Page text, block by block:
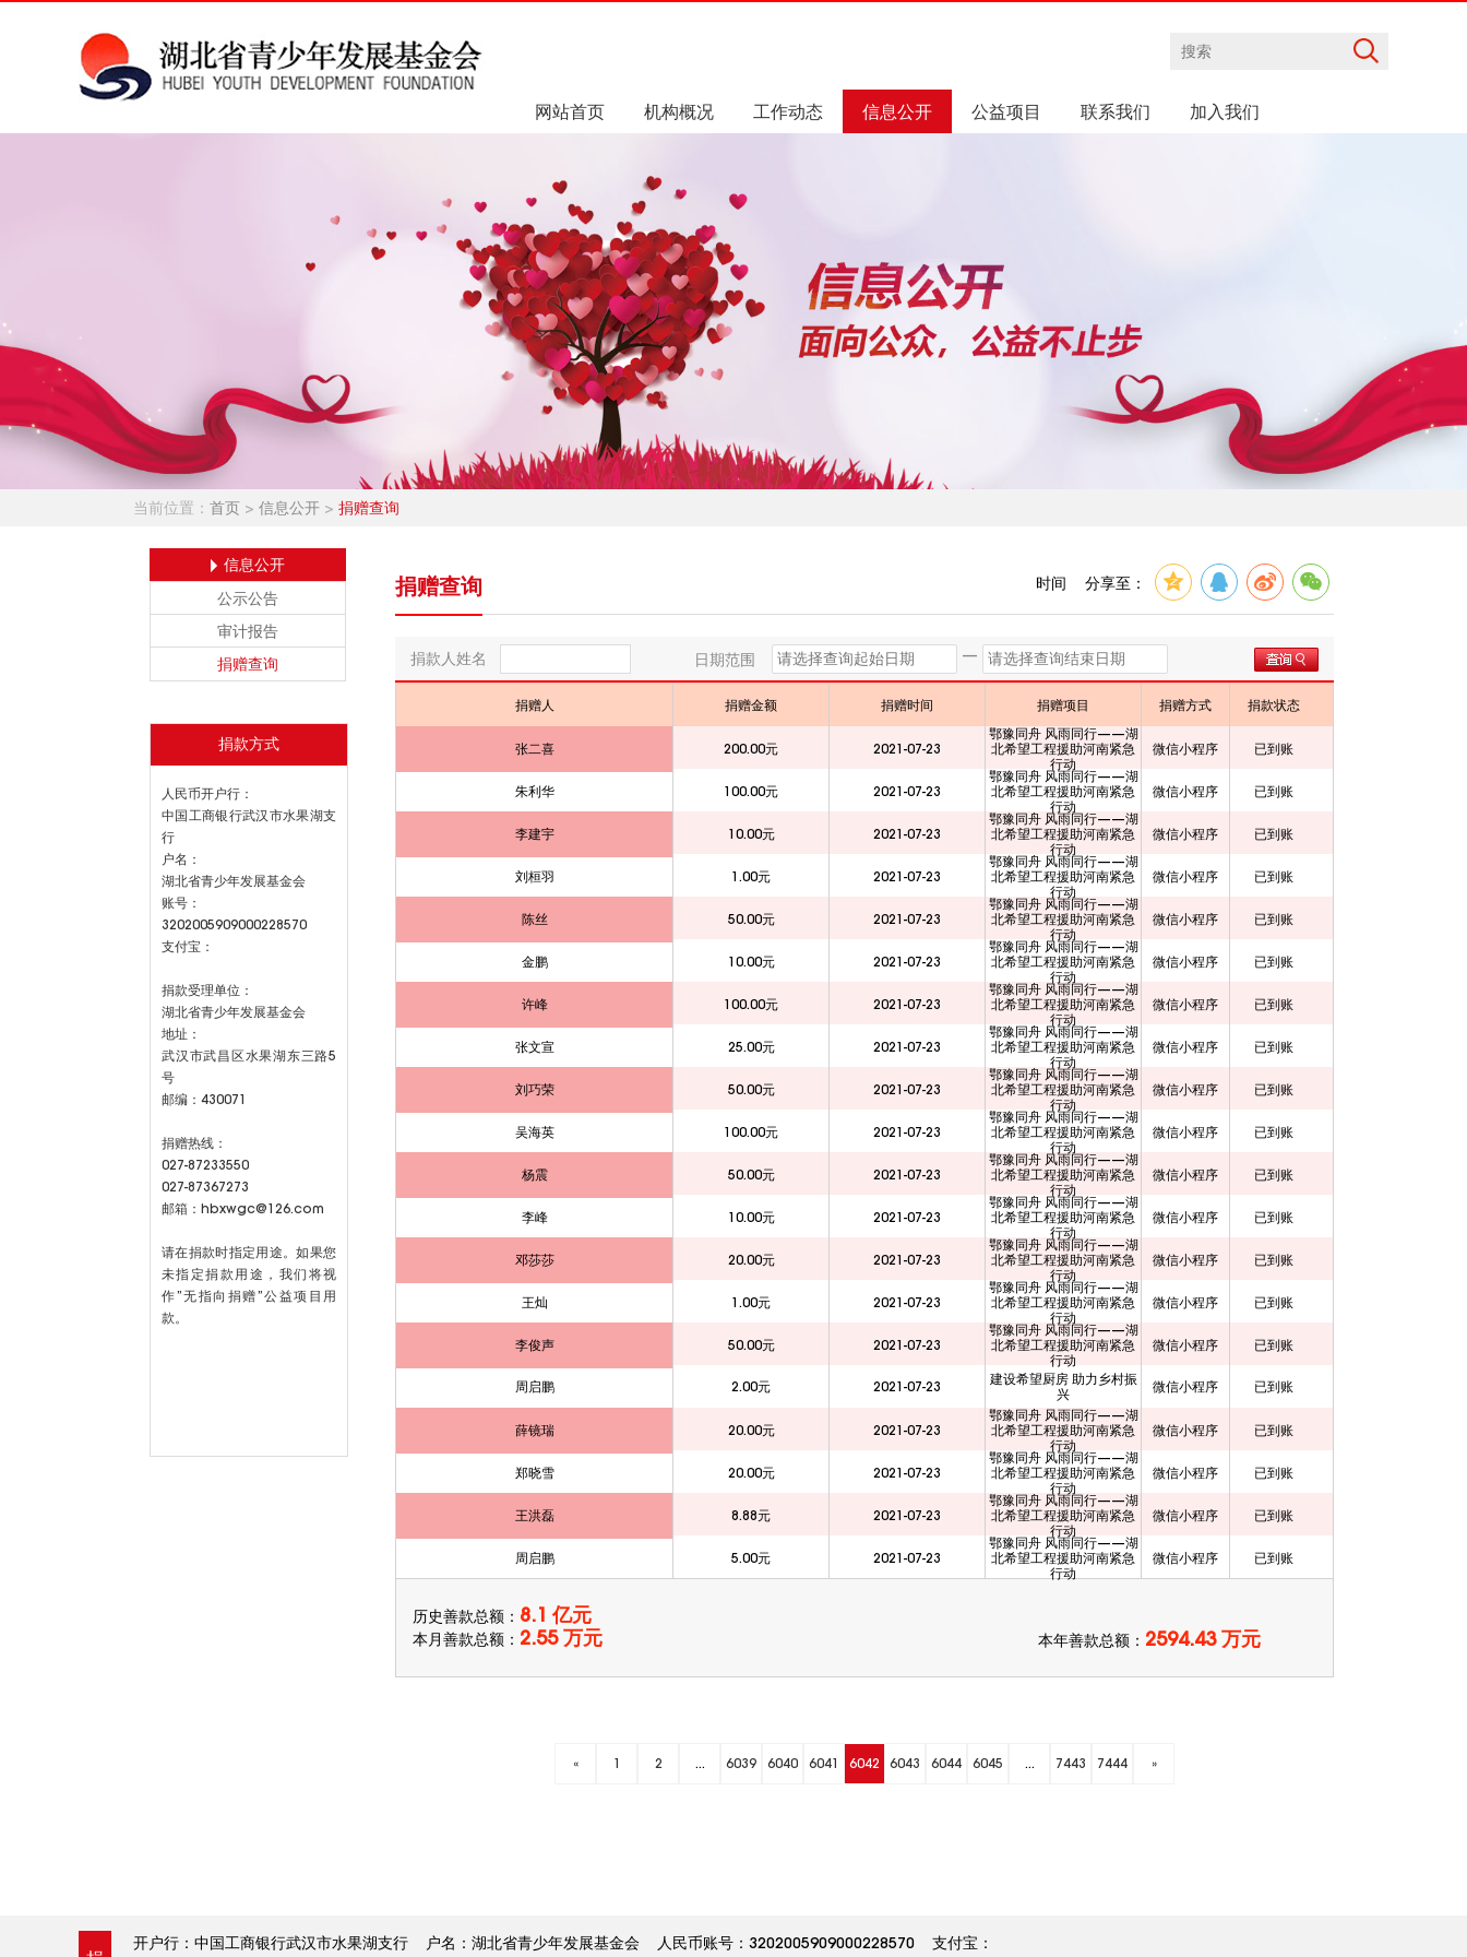
网站首页 机构概况 工作动态 信息公开 公益项目 联系我们 加入我们
当前位置： 首页 > 信息公开 > 捐赠查询
信息公开
公示公告
审计报告
捐赠查询
捐款方式
人民币开户行：
中国工商银行武汉市水果湖支
行
户名：
湖北省青少年发展基金会
账号：
3202005909000228570
支付宝：
捐款受理单位：
湖北省青少年发展基金会
地址：
武汉市武昌区水果湖东三路5
号
邮编：430071
捐赠热线：
027-87233550
027-87367273
邮箱：hbxwgc@126.com
请在捐款时指定用途。如果您
未指定捐款用途，我们将视
作”无指向捐赠”公益项目用
款。
捐赠查询 时间 分享至：
捐款人姓名 日期范围 —
捐赠人 捐赠金额 捐赠时间 捐赠项目 捐赠方式 捐款状态
张二喜 200.00元 2021-07-23
鄂豫同舟 风雨同行——湖
北希望工程援助河南紧急
行动
微信小程序 已到账
朱利华 100.00元 2021-07-23
鄂豫同舟 风雨同行——湖
北希望工程援助河南紧急
行动
微信小程序 已到账
李建宇 10.00元 2021-07-23
鄂豫同舟 风雨同行——湖
北希望工程援助河南紧急
行动
微信小程序 已到账
刘桓羽 1.00元 2021-07-23
鄂豫同舟 风雨同行——湖
北希望工程援助河南紧急
行动
微信小程序 已到账
陈丝 50.00元 2021-07-23
鄂豫同舟 风雨同行——湖
北希望工程援助河南紧急
行动
微信小程序 已到账
金鹏 10.00元 2021-07-23
鄂豫同舟 风雨同行——湖
北希望工程援助河南紧急
行动
微信小程序 已到账
许峰 100.00元 2021-07-23
鄂豫同舟 风雨同行——湖
北希望工程援助河南紧急
行动
微信小程序 已到账
张文宣 25.00元 2021-07-23
鄂豫同舟 风雨同行——湖
北希望工程援助河南紧急
行动
微信小程序 已到账
刘巧荣 50.00元 2021-07-23
鄂豫同舟 风雨同行——湖
北希望工程援助河南紧急
行动
微信小程序 已到账
吴海英 100.00元 2021-07-23
鄂豫同舟 风雨同行——湖
北希望工程援助河南紧急
行动
微信小程序 已到账
杨震 50.00元 2021-07-23
鄂豫同舟 风雨同行——湖
北希望工程援助河南紧急
行动
微信小程序 已到账
李峰 10.00元 2021-07-23
鄂豫同舟 风雨同行——湖
北希望工程援助河南紧急
行动
微信小程序 已到账
邓莎莎 20.00元 2021-07-23
鄂豫同舟 风雨同行——湖
北希望工程援助河南紧急
行动
微信小程序 已到账
王灿 1.00元 2021-07-23
鄂豫同舟 风雨同行——湖
北希望工程援助河南紧急
行动
微信小程序 已到账
李俊声 50.00元 2021-07-23
鄂豫同舟 风雨同行——湖
北希望工程援助河南紧急
行动
微信小程序 已到账
周启鹏 2.00元 2021-07-23
建设希望厨房 助力乡村振
兴
微信小程序 已到账
薛镜瑞 20.00元 2021-07-23
鄂豫同舟 风雨同行——湖
北希望工程援助河南紧急
行动
微信小程序 已到账
郑晓雪 20.00元 2021-07-23
鄂豫同舟 风雨同行——湖
北希望工程援助河南紧急
行动
微信小程序 已到账
王洪磊 8.88元 2021-07-23
鄂豫同舟 风雨同行——湖
北希望工程援助河南紧急
行动
微信小程序 已到账
周启鹏 5.00元 2021-07-23
鄂豫同舟 风雨同行——湖
北希望工程援助河南紧急
行动
微信小程序 已到账
历史善款总额： 8.1 亿元
本月善款总额： 2.55 万元 本年善款总额： 2594.43 万元
« 1 2 ... 6039 6040 6041 6042 6043 6044 6045 ... 7443 7444 »
开户行：中国工商银行武汉市水果湖支行 户名：湖北省青少年发展基金会 人民币账号：3202005909000228570 支付宝：